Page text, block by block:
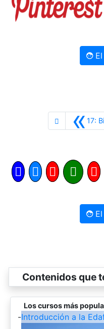
El
«17:
El
Contenidos que
Los cursos más
-Introducción a la